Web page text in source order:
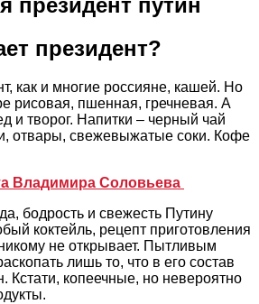
президент?
как и многие россияне, кашей. Но
рисовая, пшенная, гречневая. А
и творог. Напитки – черный чай
отвары, свежевыжатые соки. Кофе
Владимира Соловьева
бодрость и свежесть Путину
коктейль, рецепт приготовления
не открывает. Пытливым
лишь то, что в его состав
Кстати, копеечные, но невероятно